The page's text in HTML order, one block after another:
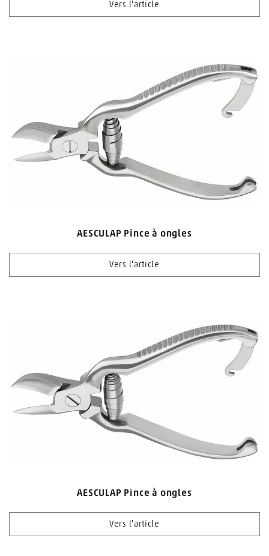
Vers l'article
AESCULAP Pince à ongles
Vers l'article
AESCULAP Pince à ongles
Vers l'article